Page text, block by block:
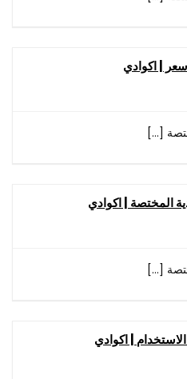
| اكوادي
[…]
المختصة | اكوادي
[…]
| اكوادي